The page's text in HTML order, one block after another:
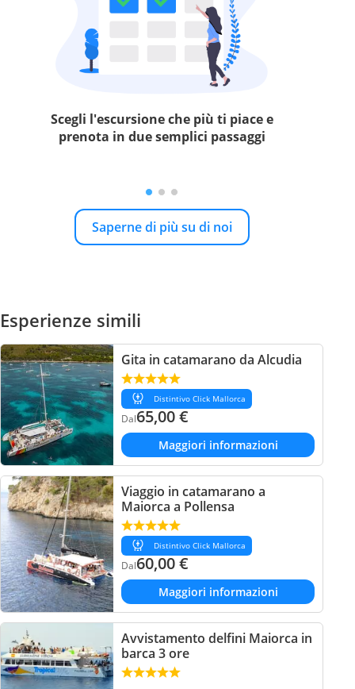
Scegli l'escursione che più ti piace e
prenota in due semplici passaggi
Saperne di più su di noi
Esperienze simili
Gita in catamarano da Alcudia
Distintivo Click Mallorca
Dal65,00€
Maggiori informazioni
Viaggio in catamarano a
Maiorca a Pollensa
Distintivo Click Mallorca
Dal60,00€
Maggiori informazioni
Avvistamento delfini Maiorca in
barca 3 ore